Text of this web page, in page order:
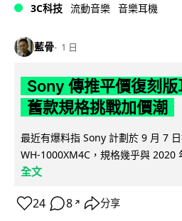
3C科技 流動音樂 音樂耳機
藍骨 1 日
Sony 傳推平價復刻
舊款規格挑戰加價潮
最近有爆料指 Sony 計劃於 9 月 7
WH-1000XM4C，規格幾乎與 2020
全文
24 8 ↗ 分享